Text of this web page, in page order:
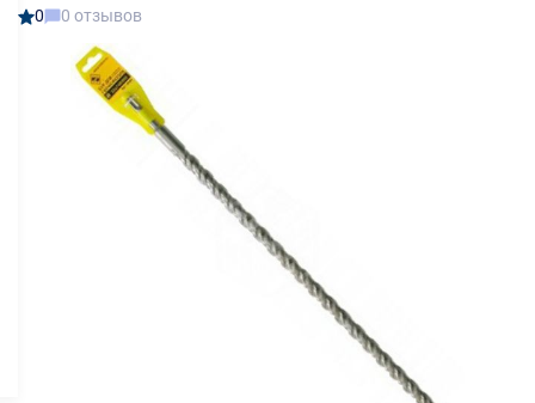
0 0 отзывов